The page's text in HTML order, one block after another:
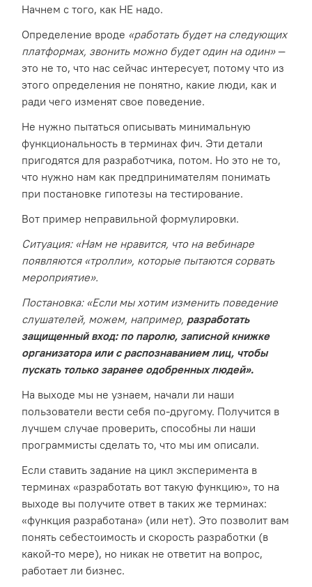
Начнем с того, как НЕ надо.
Определение вроде «работать будет на следующих
платформах, звонить можно будет один на один»—
это не то, что нас сейчас интересует, потому что из
этого определения не понятно, какие люди, как и
ради чего изменят свое поведение.
Не нужно пытаться описывать минимальную
функциональность в терминах фич. Эти детали
пригодятся для разработчика, потом. Но это не то,
что нужно нам как предпринимателям понимать
при постановке гипотезы на тестирование.
Вот пример неправильной формулировки.
Ситуация: «Нам не нравится, что на вебинаре
появляются «тролли», которые пытаются сорвать
мероприятие».
Постановка: «Если мы хотим изменить поведение
слушателей, можем, например, разработать
защищенный вход: по паролю, записной книжке
организатора или с распознаванием лиц, чтобы
пускать только заранее одобренных людей».
На выходе мы не узнаем, начали ли наши
пользователи вести себя по-другому. Получится в
лучшем случае проверить, способны ли наши
программисты сделать то, что мы им описали.
Если ставить задание на цикл эксперимента в
терминах «разработать вот такую функцию», то на
выходе вы получите ответ в таких же терминах:
«функция разработана» (или нет). Это позволит вам
понять себестоимость и скорость разработки (в
какой-то мере), но никак не ответит на вопрос,
работает ли бизнес.